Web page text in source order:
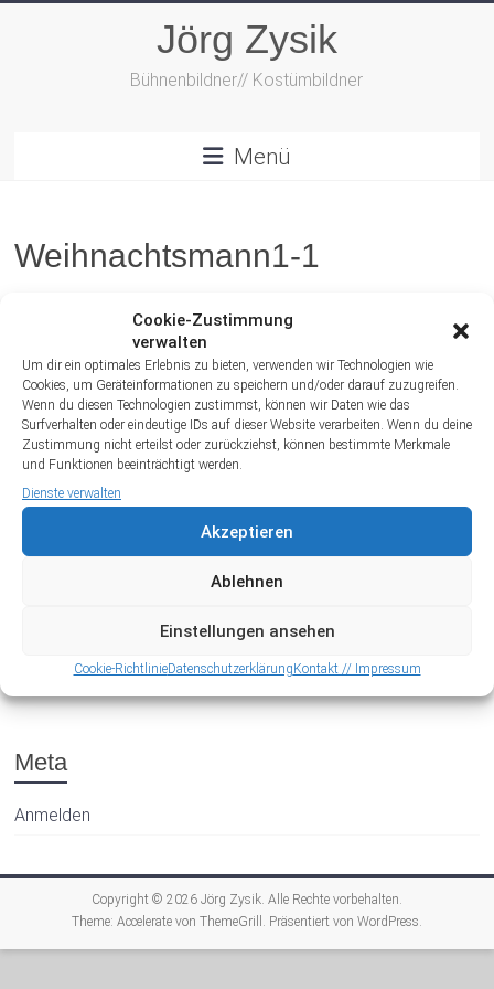
Cookie-Zustimmung
verwalten
Um dir ein optimales Erlebnis zu bieten, verwenden wir Technologien wie
Cookies, um Geräteinformationen zu speichern und/oder darauf zuzugreifen.
Wenn du diesen Technologien zustimmst, können wir Daten wie das
Surfverhalten oder eindeutige IDs auf dieser Website verarbeiten. Wenn du deine
Zustimmung nicht erteilst oder zurückziehst, können bestimmte Merkmale
und Funktionen beeinträchtigt werden.
Dienste verwalten
Akzeptieren
Ablehnen
Einstellungen ansehen
Cookie-RichtlinieDatenschutzerklärung Kontakt // Impressum
Jörg Zysik
Bühnenbildner// Kostümbildner
Menü
Weihnachtsmann1-1
Archiv
Meta
Anmelden
Copyright © 2026 Jörg Zysik. Alle Rechte vorbehalten.
Theme: Acceleratevon ThemeGrill. Präsentiert von WordPress.